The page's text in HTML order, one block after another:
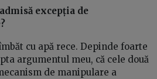
excepția de
cu apă rece. Depinde foarte
argumentul meu, că cele două
de manipulare a